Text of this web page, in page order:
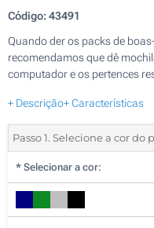
Código:43491
Quando der os packs de
recomendamos que dê
computador e os pertences
+ Descrição+ Características
Passo 1. Selecione a cor do
* Selecionar a cor: